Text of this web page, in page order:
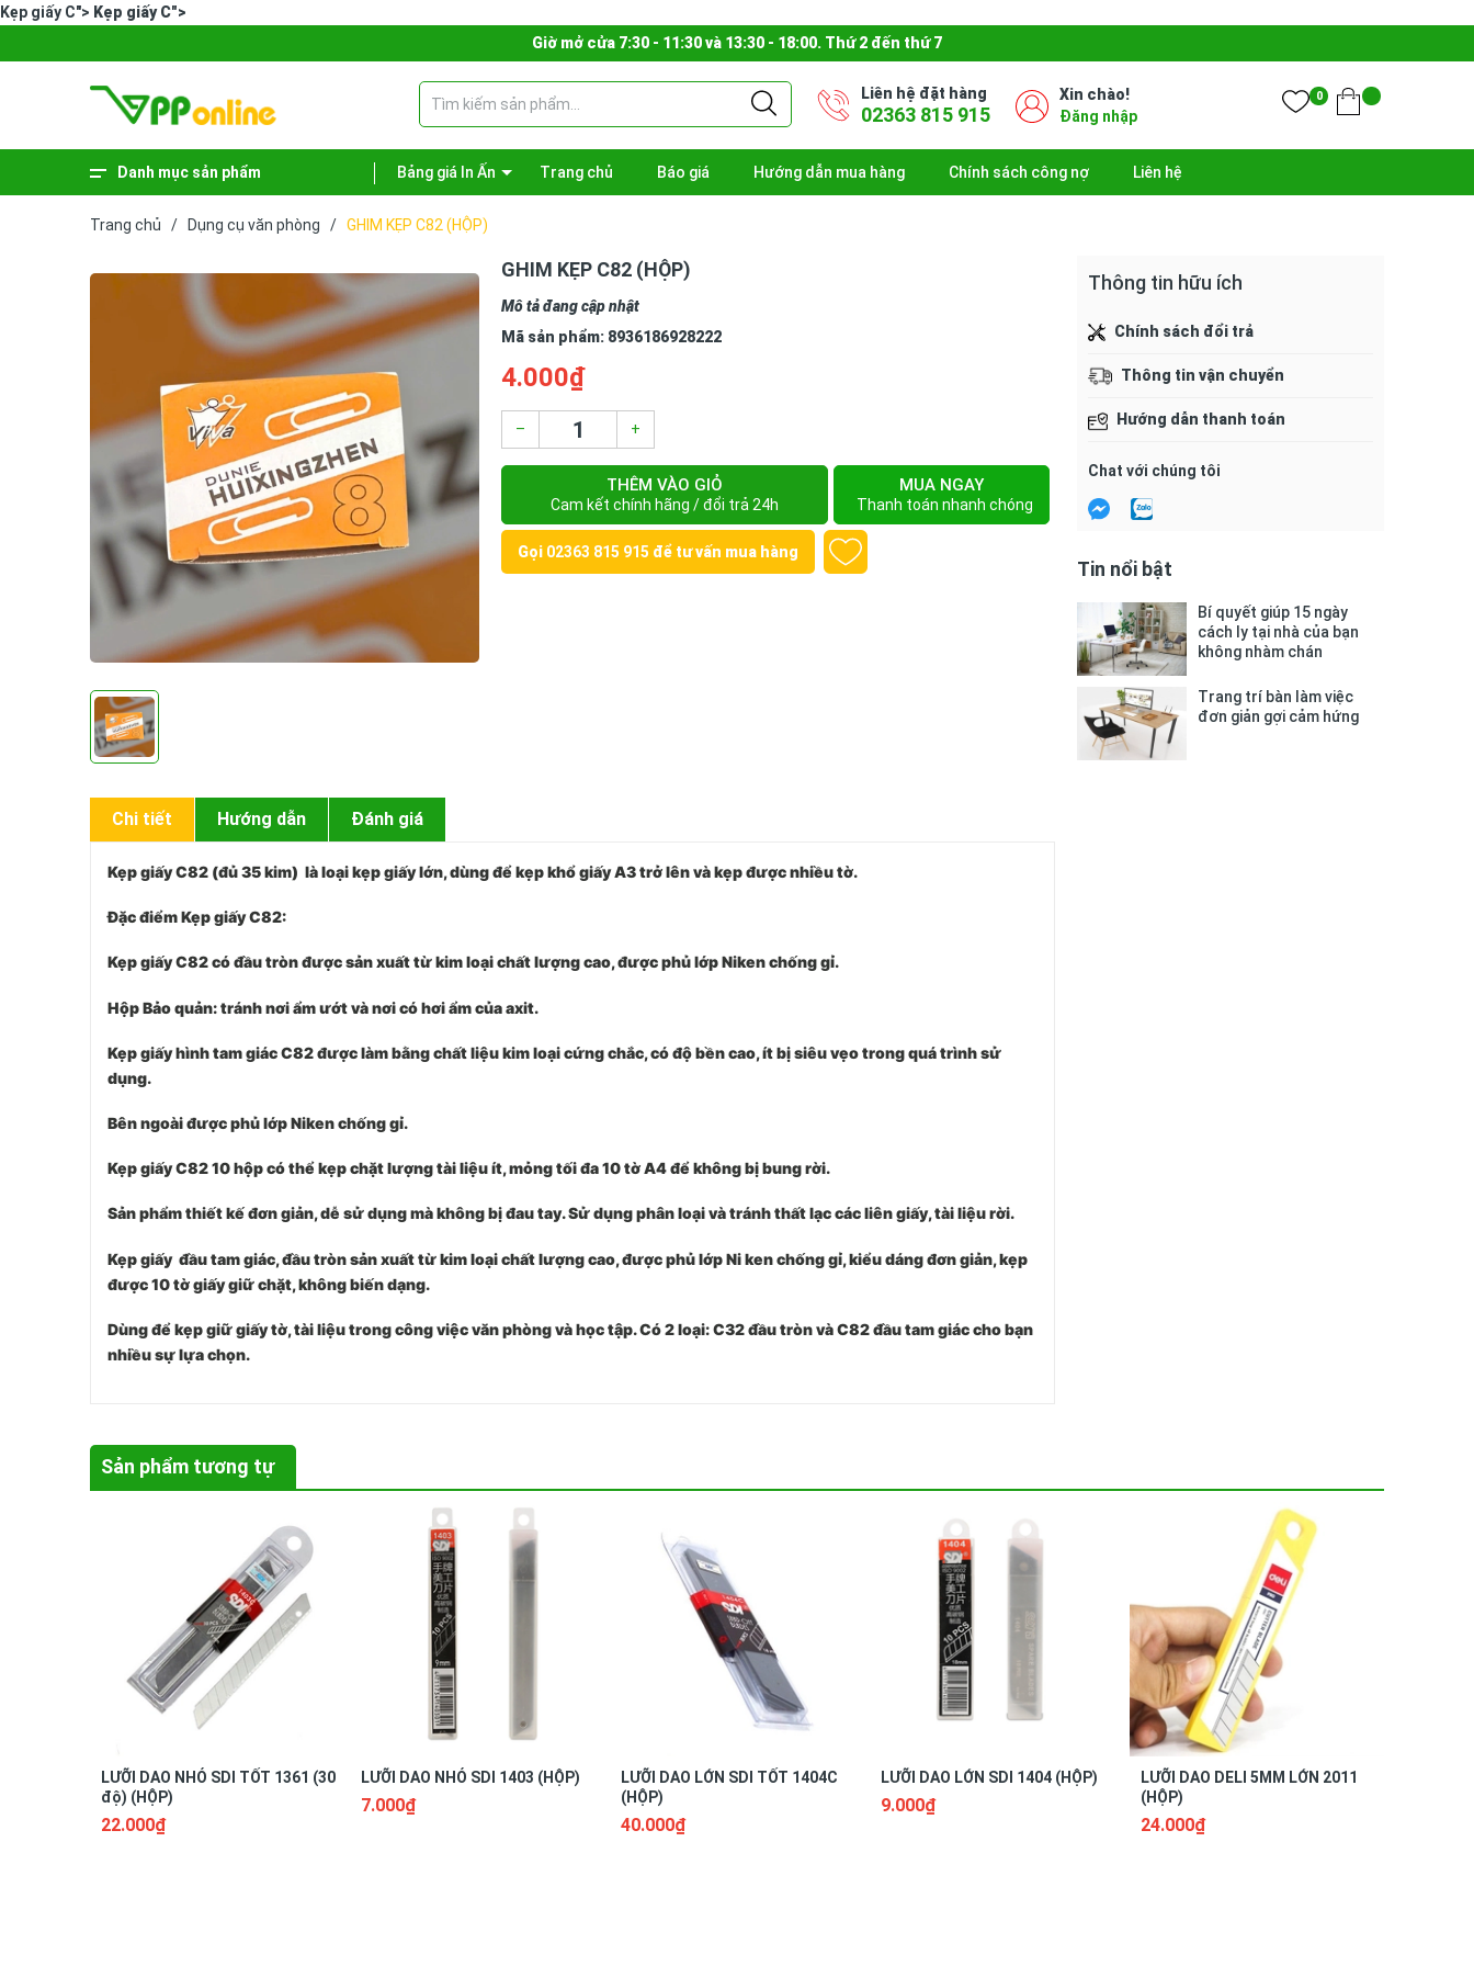
Kẹp giấy C"> Kẹp giấy C">
Giờ mở cửa 7:30 - 11:30 và 13:30 - 18:00. Thứ 2 đến thứ 7
Liên hệ đặt hàng
02363 815 915
Xin chào!
Đăng nhập
0
Danh mục sản phẩm Bảng giá In Ấn Trang chủ Báo giá Hướng dẫn mua hàng Chính sách công nợ Liên hệ
Trang chủ / Dụng cụ văn phòng / GHIM KẸP C82 (HỘP)
GHIM KẸP C82 (HỘP)
Mô tả đang cập nhật
Mã sản phẩm: 8936186928222
4.000₫
– +
THÊM VÀO GIỎ
Cam kết chính hãng / đổi trả 24h
MUA NGAY
Thanh toán nhanh chóng
Gọi 02363 815 915 để tư vấn mua hàng
Chi tiết Hướng dẫn Đánh giá
Kẹp giấy C82 (đủ 35 kim) là loại kẹp giấy lớn, dùng để kẹp khổ giấy A3 trở lên và kẹp được nhiều tờ.
Đặc điểmKẹp giấy C82:
Kẹp giấy C82có đầu tròn được sản xuất từ kim loại chất lượng cao, được phủ lớp Niken chống gỉ.
Hộp Bảo quản: tránh nơi ẩm ướt và nơi có hơi ẩm của axit.
Kẹp giấy hình tam giác C82 được làm bằng chất liệu kim loại cứng chắc, có độ bền cao, ít bị siêu vẹo trong quá trình sử
dụng.
Bên ngoài được phủ lớp Niken chống gỉ.
Kẹp giấy C82 10 hộp có thể kẹp chặt lượng tài liệu ít, mỏng tối đa 10 tờ A4 để không bị bung rời.
Sản phẩm thiết kế đơn giản, dễ sử dụng mà không bị đau tay. Sử dụng phân loại và tránh thất lạc các liên giấy, tài liệu rời.
Kẹp giấy đầu tam giác, đầu tròn sản xuất từ kim loại chất lượng cao, được phủ lớp Ni ken chống gỉ, kiểu dáng đơn giản, kẹp
được 10 tờ giấy giữ chặt, không biến dạng.
Dùng để kẹp giữ giấy tờ, tài liệu trong công việc văn phòng và học tập. Có 2 loại: C32 đầu tròn và C82 đầu tam giác cho bạn
nhiều sự lựa chọn.
Thông tin hữu ích
Chính sách đổi trả
Thông tin vận chuyển
Hướng dẫn thanh toán
Chat với chúng tôi
Tin nổi bật
Bí quyết giúp 15 ngày
cách ly tại nhà của bạn
không nhàm chán
Trang trí bàn làm việc
đơn giản gợi cảm hứng
Sản phẩm tương tự
LƯỠI DAO NHỎ SDI TỐT 1361 (30
độ) (HỘP)
22.000₫
LƯỠI DAO NHỎ SDI 1403 (HỘP)
7.000₫
LƯỠI DAO LỚN SDI TỐT 1404C
(HỘP)
40.000₫
LƯỠI DAO LỚN SDI 1404 (HỘP)
9.000₫
LƯỠI DAO DELI 5MM LỚN 2011
(HỘP)
24.000₫